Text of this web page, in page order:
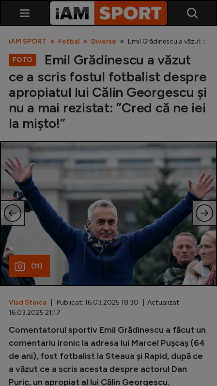
Liga 2
Cupa României
Echipa Națională
U21
Fotbal feminin
Special
Diverse
Inedit
Clasamente
Champions League
Europa League
Conference League
iAM SPORT Fotbal Diverse Emil Grădinescu a văzut ce
FOTO
Emil Grădinescu a văzut
ce a scris fostul fotbalist despre
apropiatul lui Călin Georgescu și
nu a mai rezistat: ”Cred că ne iei
la mișto!”
(11)
Vlad Stoica | Publicat: 16.03.2025 18:30 | Actualizat:
16.03.2025 21:17
Comentatorul sportiv Emil Grădinescu a făcut un
comentariu ironic la adresa lui Marcel Pușcaș (64
de ani), fost fotbalist la Steaua și Rapid, după ce
a văzut ce a scris acesta despre actorul Dan
Puric, un apropiat al lui Călin Georgescu.